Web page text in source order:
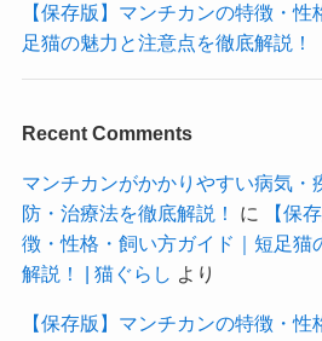
【保存版】マンチカンの特徴・
足猫の魅力と注意点を徹底解説！
Recent Comments
マンチカンがかかりやすい病気・
防・治療法を徹底解説！
に
【保
徴・性格・飼い方ガイド｜短足猫
解説！ | 猫ぐらし より
【保存版】マンチカンの特徴・